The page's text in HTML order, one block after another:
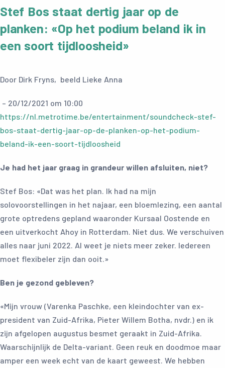
Stef Bos staat dertig jaar op de
planken: «Op het podium beland ik in
een soort tijdloosheid»
Door Dirk Fryns, beeld Lieke Anna
– 20/12/2021 om 10:00
https://nl.metrotime.be/entertainment/soundcheck-stef-
bos-staat-dertig-jaar-op-de-planken-op-het-podium-
beland-ik-een-soort-tijdloosheid
Je had het jaar graag in grandeur willen afsluiten, niet?
Stef Bos: «Dat was het plan. Ik had na mijn
solovoorstellingen in het najaar, een bloemlezing, een aantal
grote optredens gepland waaronder Kursaal Oostende en
een uitverkocht Ahoy in Rotterdam. Niet dus. We verschuiven
alles naar juni 2022. Al weet je niets meer zeker. Iedereen
moet flexibeler zijn dan ooit.»
Ben je gezond gebleven?
«Mijn vrouw (Varenka Paschke, een kleindochter van ex-
president van Zuid-Afrika, Pieter Willem Botha, nvdr.) en ik
zijn afgelopen augustus besmet geraakt in Zuid-Afrika.
Waarschijnlijk de Delta-variant. Geen reuk en doodmoe maar
amper een week echt van de kaart geweest. We hebben